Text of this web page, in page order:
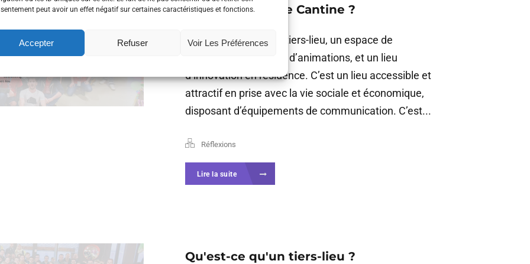
peut avoir un effet négatif sur certaines caractéristiques et fonctions.
Accepter Refuser Voir Les Préférences
Qu'est-ce qu'une Cantine ?
C’est tout à la fois un tiers-lieu, un espace de
coworking, un espace d’animations, et un lieu
d’innovation en résidence. C’est un lieu accessible et
attractif en prise avec la vie sociale et économique,
disposant d’équipements de communication. C’est...
Réflexions
Lire la suite
Qu'est-ce qu'un tiers-lieu ?